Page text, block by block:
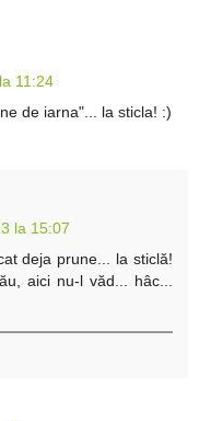
11:24
de iarna"... la sticla! :)
la 15:07
deja prune... la sticlă!
aici nu-l văd... hâc...